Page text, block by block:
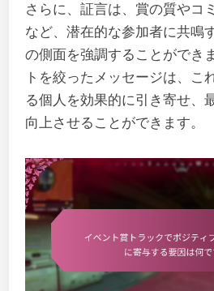
さらに、証言は、賞の質やコ
など、潜在的な参加者に共鳴
の側面を強調することができ
トを絞ったメッセージは、こ
る個人を効果的に引き寄せ、
向上させることができます。